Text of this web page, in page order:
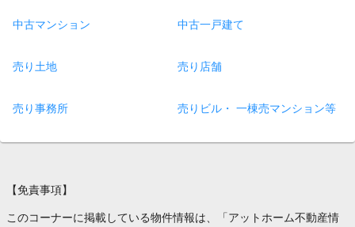
中古マンション 中古一戸建て
売り土地 売り店舗
売り事務所 売りビル・ 一棟売マンション等
【免責事項】
このコーナーに掲載している物件情報は、「アットホーム不動産情